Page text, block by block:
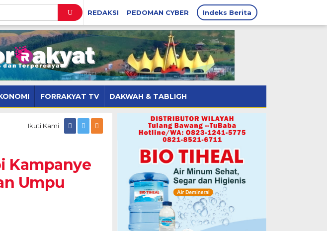
REDAKSI PEDOMAN CYBER Indeks Berita
FORRAKYAT TV DAKWAH & TABLIGH
Ikuti Kami
Kampanye
Umpu